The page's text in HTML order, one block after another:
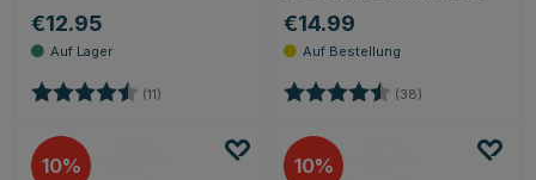
€12.95
Bewertung: (11) 4.9 von 5 Sternen
€14.99
Bewertung: (38)
10 10